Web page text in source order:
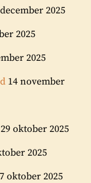
2025
2025
2025
14 november
29 oktober 2025
2025
oktober 2025